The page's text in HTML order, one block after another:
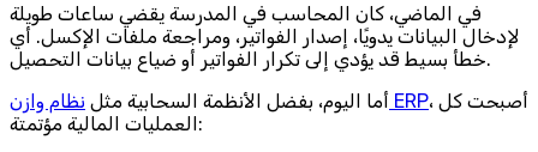
في الماضي، كان المحاسب في المدرسة يقضي ساعات طويلة
لإدخال البيانات يدويًا، إصدار الفواتير، ومراجعة ملفات الإكسل. أي
خطأ بسيط قد يؤدي إلى تكرار الفواتير أو ضياع بيانات التحصيل.
أما اليوم، بفضل الأنظمة السحابية مثل نظام وازن ERP، أصبحت كل
العمليات المالية مؤتمتة: